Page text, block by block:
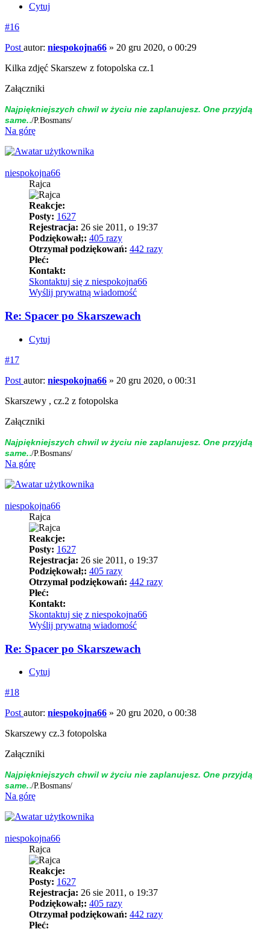
Cytuj
#16
Post autor: niespokojna66 » 20 gru 2020, o 00:29
Kilka zdjęć Skarszew z fotopolska cz.1
Załączniki
Naj­piękniej­szych chwil w życiu nie zap­la­nujesz. One przyjdą
same../P.Bosmans/
Na górę
niespokojna66
Rajca
Reakcje:
Posty: 1627
Rejestracja: 26 sie 2011, o 19:37
Podziękował;: 405 razy
Otrzymał podziękowań: 442 razy
Płeć:
Kontakt:
Skontaktuj się z niespokojna66
Wyślij prywatną wiadomość
Re: Spacer po Skarszewach
Cytuj
#17
Post autor: niespokojna66 » 20 gru 2020, o 00:31
Skarszewy , cz.2 z fotopolska
Załączniki
Naj­piękniej­szych chwil w życiu nie zap­la­nujesz. One przyjdą
same../P.Bosmans/
Na górę
niespokojna66
Rajca
Reakcje:
Posty: 1627
Rejestracja: 26 sie 2011, o 19:37
Podziękował;: 405 razy
Otrzymał podziękowań: 442 razy
Płeć:
Kontakt:
Skontaktuj się z niespokojna66
Wyślij prywatną wiadomość
Re: Spacer po Skarszewach
Cytuj
#18
Post autor: niespokojna66 » 20 gru 2020, o 00:38
Skarszewy cz.3 fotopolska
Załączniki
Naj­piękniej­szych chwil w życiu nie zap­la­nujesz. One przyjdą
same../P.Bosmans/
Na górę
niespokojna66
Rajca
Reakcje:
Posty: 1627
Rejestracja: 26 sie 2011, o 19:37
Podziękował;: 405 razy
Otrzymał podziękowań: 442 razy
Płeć: